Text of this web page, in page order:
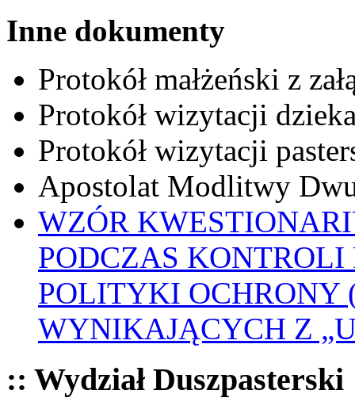
Inne dokumenty
Protokół małżeński z
Protokół wizytacji
Protokół wizytacji
Apostolat Modlitwy
WZÓR
PODCZAS
POLITYKI OCHRONY
WYNIKAJĄCYCH Z
:: Wydział Duszpasterski